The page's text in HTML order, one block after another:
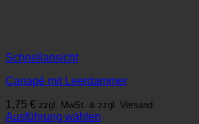
Schnellansicht
Canapé mit Leerdammer
1,75 € zzgl. MwSt. & zzgl. Versand.
Ausführung wählen